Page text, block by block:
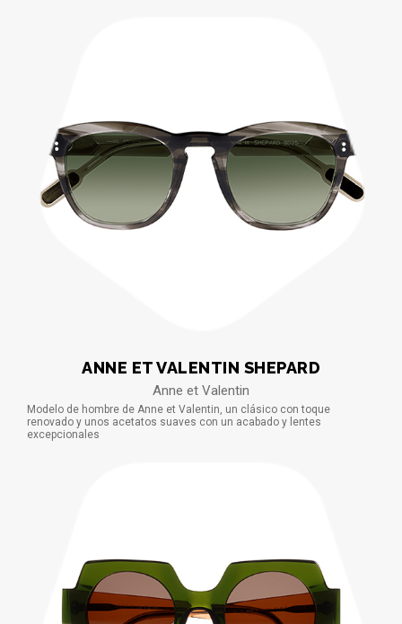
ANNE ET VALENTIN SHEPARD
Anne et Valentin
Modelo de hombre de Anne et Valentin, un clásico con toque
renovado y unos acetatos suaves con un acabado y lentes
excepcionales